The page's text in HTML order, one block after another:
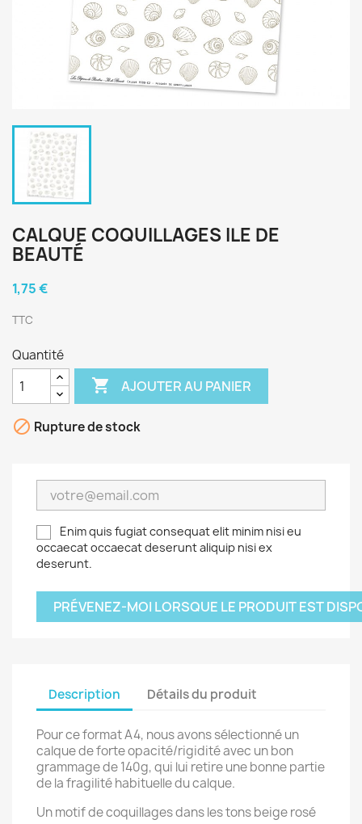
CALQUE COQUILLAGES ILE DE
BEAUTÉ
1,75 €
TTC
Quantité
 AJOUTER AU PANIER
 Rupture de stock
Enim quis fugiat consequat elit minim nisi eu
occaecat occaecat deserunt aliquip nisi ex
deserunt.
PRÉVENEZ-MOI LORSQUE LE PRODUIT EST
Description Détails du produit
Pour ce format A4, nous avons sélectionné un
calque de forte opacité/rigidité avec un bon
grammage de 140g, qui lui retire une bonne partie
de la fragilité habituelle du calque.
Un motif de coquillages dans les tons beige rosé